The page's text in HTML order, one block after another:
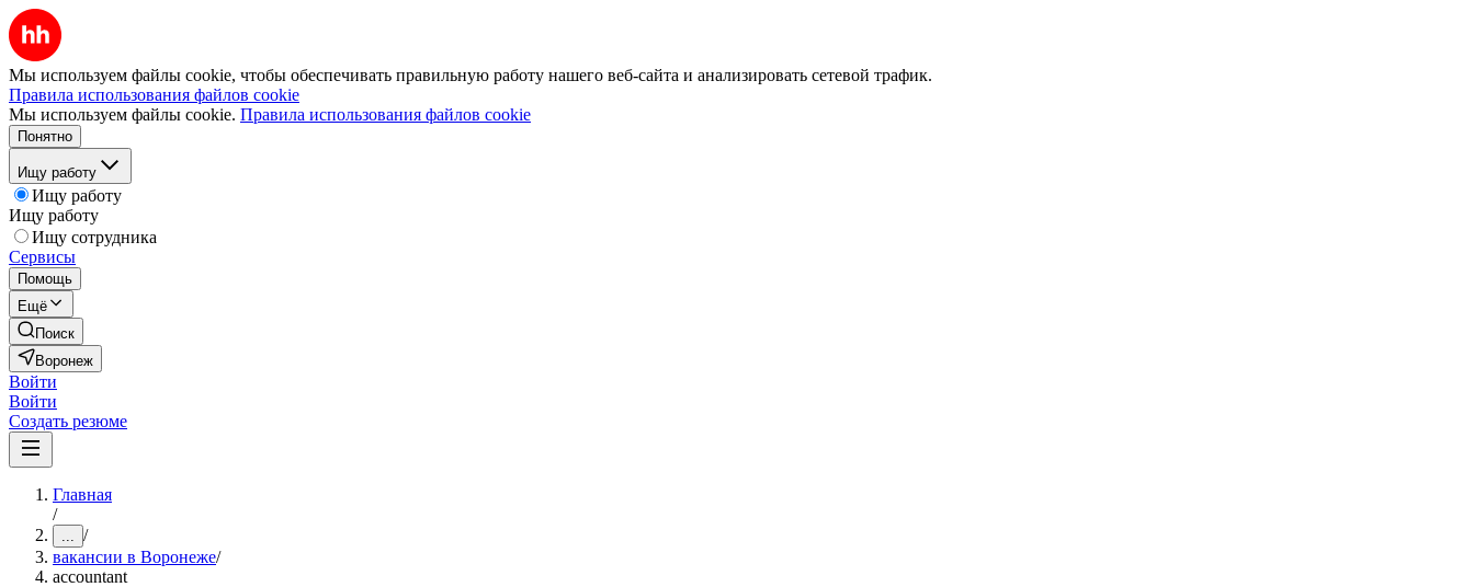
Мы используем файлы cookie, чтобы обеспечивать правильную работу нашего веб-сайта и анализировать сетевой трафик.
Правила использования файлов cookie
Мы используем файлы cookie. Правила использования файлов cookie
Понятно
Ищу работу
Ищу работу
Ищу работу
Ищу сотрудника
Сервисы
Помощь
Ещё
Поиск
Воронеж
Войти
Войти
Создать резюме
Главная
/
... /
вакансии в Воронеже/
accountant